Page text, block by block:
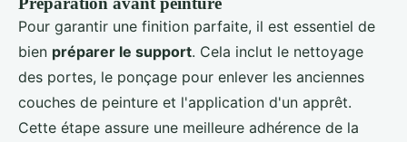
Pour garantir une finition parfaite, il est essentiel de
bien préparer le support. Cela inclut le nettoyage
des portes, le ponçage pour enlever les anciennes
couches de peinture et l'application d'un apprêt.
Cette étape assure une meilleure adhérence de la